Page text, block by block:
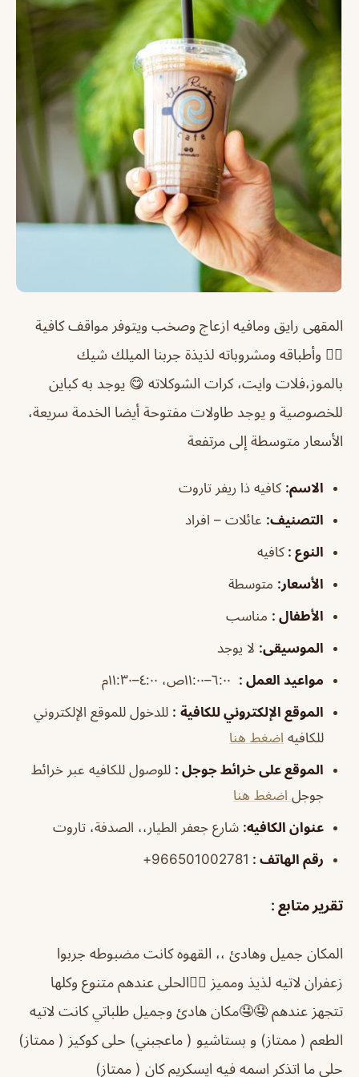
المقهى رايق ومافيه ازعاج وصخب ويتوفر مواقف كافية
👍🏻 وأطباقه ومشروباته لذيذة جربنا الميلك شيك
بالموز،فلات وايت، كرات الشوكلاته 😋 يوجد به كباين
للخصوصية و يوجد طاولات مفتوحة أيضا الخدمة سريعة،
الأسعار متوسطة إلى مرتفعة
الاسم: كافيه ذا ريفر تاروت
التصنيف: عائلات – افراد
النوع : كافيه
الأسعار: متوسطة
الأطفال : مناسب
الموسيقى: لا يوجد
مواعيد العمل :
الموقع الإلكتروني للكافية : للدخول للموقع الإلكتروني
للكافيه اضغط هنا
الموقع على خرائط جوجل : للوصول للكافيه عبر خرائط
جوجل اضغط هنا
عنوان الكافيه: شارع جعفر الطيار،، الصدفة، تاروت
رقم الهاتف : 966501002781+
تقرير متابع :
المكان جميل وهادئ ،، القهوه كانت مضبوطه جربوا
زعفران لاتيه لذيذ ومميز 👌🏻الحلى عندهم متنوع وكلها
تتجهز عندهم 🤤🤤مكان هادئ وجميل طلباتي كانت لاتيه
الطعم ( ممتاز) و بستاشيو ( ماعجبني) حلى كوكيز ( ممتاز)
حلى ما اتذكر اسمه فيه ايسكريم كان ( ممتاز)